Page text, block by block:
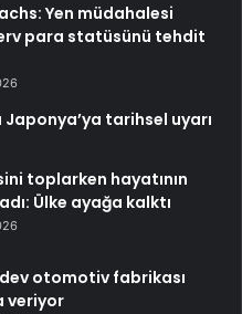
Yen müdahalesi
para statüsünü tehdit
Japonya’ya tarihsel uyarı
toplarken hayatının
Ülke ayağa kalktı
dev otomotiv fabrikası
veriyor